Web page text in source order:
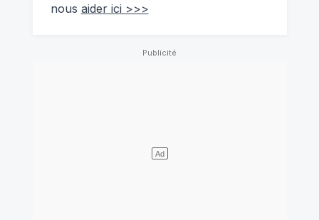
nous aider ici >>>